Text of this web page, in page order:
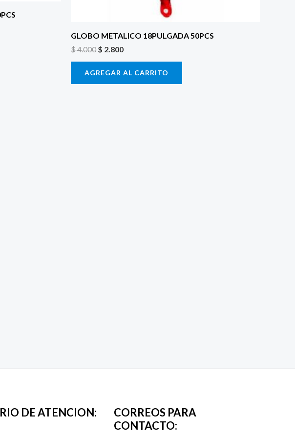
GLOBO METALICO 18PULGADA 50PCS
$4.000$ 2.800
AGREGAR AL CARRITO
DE ATENCION:
CORREOS PARA
CONTACTO: